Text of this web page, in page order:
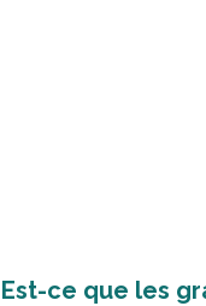
Est-ce que les